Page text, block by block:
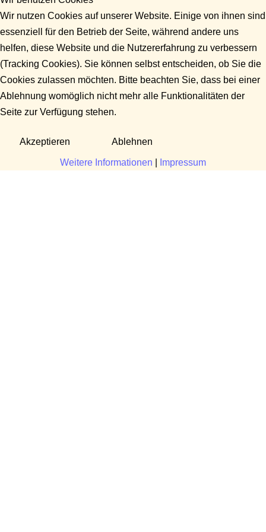
Wir nutzen Cookies auf unserer Website. Einige von ihnen sind
essenziell für den Betrieb der Seite, während andere uns
helfen, diese Website und die Nutzererfahrung zu verbessern
(Tracking Cookies). Sie können selbst entscheiden, ob Sie die
Cookies zulassen möchten. Bitte beachten Sie, dass bei einer
Ablehnung womöglich nicht mehr alle Funktionalitäten der
Seite zur Verfügung stehen.
Akzeptieren Ablehnen
Weitere Informationen Impressum